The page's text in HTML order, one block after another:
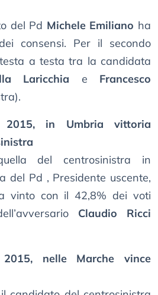
del Pd Michele Emiliano ha
consensi. Per il secondo
a testa tra la candidata
Laricchia e Francesco
2015, in Umbria vittoria
del centrosinistra in
del Pd , Presidente uscente,
vinto con il 42,8% dei voti
Claudio Ricci
nelle Marche vince